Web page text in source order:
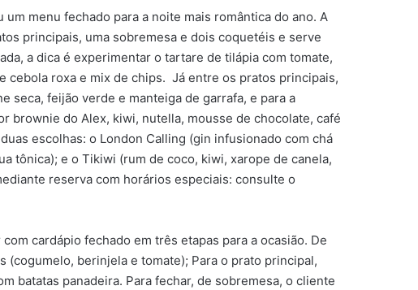
um menu fechado para a noite mais romântica do ano. A
principais, uma sobremesa e dois coquetéis e serve
a dica é experimentar o tartare de tilápia com tomate,
cebola roxa e mix de chips. Já entre os pratos principais,
seca, feijão verde e manteiga de garrafa, e para a
brownie do Alex, kiwi, nutella, mousse de chocolate, café
escolhas: o London Calling (gin infusionado com chá
tônica); e o Tikiwi (rum de coco, kiwi, xarope de canela,
reserva com horários especiais: consulte o
cardápio fechado em três etapas para a ocasião. De
berinjela e tomate); Para o prato principal,
batatas panadeira. Para fechar, de sobremesa, o cliente